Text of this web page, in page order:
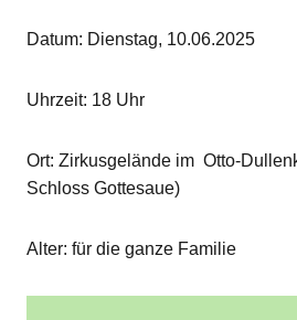
Datum: Dienstag, 10.06.2025
Uhrzeit: 18 Uhr
Ort: Zirkusgelände im Otto-
Schloss Gottesaue)
Alter: für die ganze Familie